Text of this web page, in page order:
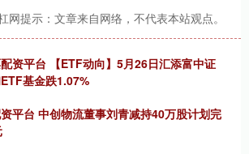
网提示：文章来自网络，不代表本站观点。
资平台 【ETF动向】5月26日汇添富中证
基金跌1.07%
平台 中创物流董事刘青减持40万股计划完